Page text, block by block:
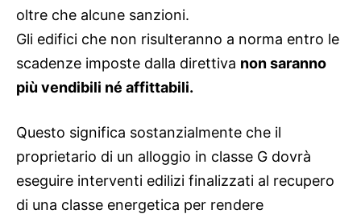
oltre che alcune sanzioni.
Gli edifici che non risulteranno a norma entro le
scadenze imposte dalla direttiva non saranno
più vendibili né affittabili.
Questo significa sostanzialmente che il
proprietario di un alloggio in classe G dovrà
eseguire interventi edilizi finalizzati al recupero
di una classe energetica per rendere